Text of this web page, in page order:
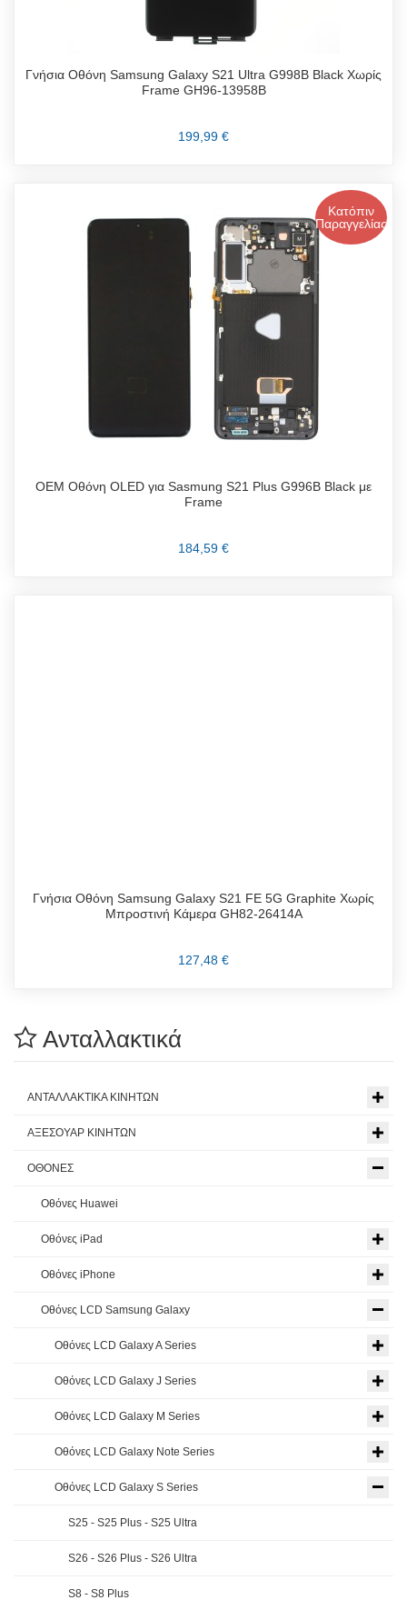
Γνήσια Οθόνη Samsung Galaxy S21 Ultra G998B Black Χωρίς
Frame GH96-13958B
199,99 €
Κατόπιν
Παραγγελίας
OEM Οθόνη OLED για Sasmung S21 Plus G996B Black με
Frame
184,59 €
Γνήσια Οθόνη Samsung Galaxy S21 FE 5G Graphite Χωρίς
Μπροστινή Κάμερα GH82-26414A
127,48 €
Ανταλλακτικά
ΑΝΤΑΛΛΑΚΤΙΚΑ ΚΙΝΗΤΩΝ
ΑΞΕΣΟΥΑΡ ΚΙΝΗΤΩΝ
ΟΘΟΝΕΣ
Οθόνες Huawei
Οθόνες iPad
Οθόνες iPhone
Οθόνες LCD Samsung Galaxy
Οθόνες LCD Galaxy A Series
Οθόνες LCD Galaxy J Series
Οθόνες LCD Galaxy M Series
Οθόνες LCD Galaxy Note Series
Οθόνες LCD Galaxy S Series
S25 - S25 Plus - S25 Ultra
S26 - S26 Plus - S26 Ultra
S8 - S8 Plus